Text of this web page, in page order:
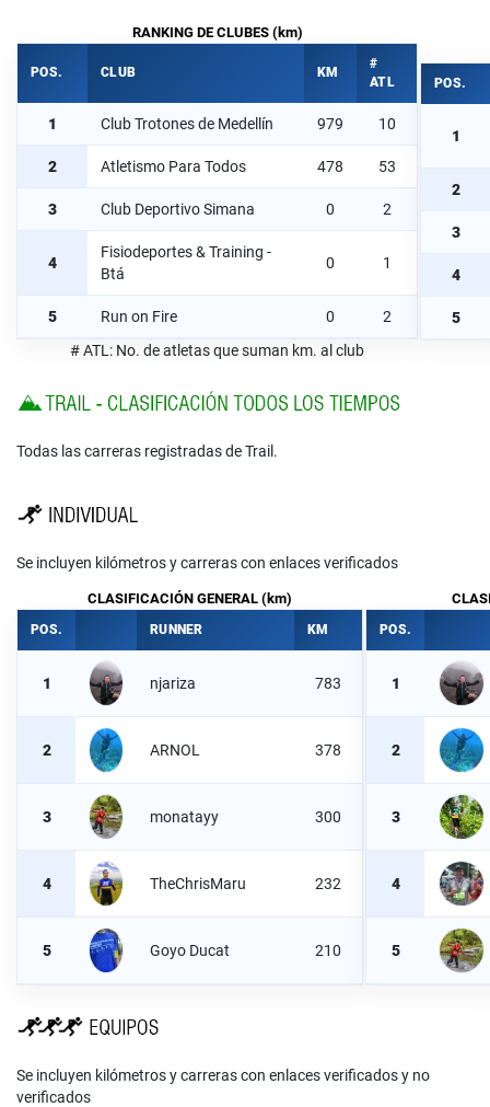
RANKING DE CLUBES (km)
POS. CLUB KM
#
ATL
1 Club Trotones de Medellín 979 10
2 Atletismo Para Todos 478 53
3 Club Deportivo Simana 0 2
4
Fisiodeportes & Training -
Btá
0 1
5 Run on Fire 0
2
# ATL: No. de atletas que suman km. al club
POS.
1
2
3
4
5
Todas las carreras registradas de Trail.
Se incluyen kilómetros y carreras con enlaces verificados
CLASIFICACIÓN GENERAL (km)
POS. RUNNER KM
1 njariza 783
2 ARNOL 378
3 monatayy 300
4 TheChrisMaru 232
5 Goyo Ducat 210
POS.
1
2
3
4
5
Se incluyen kilómetros y carreras con enlaces verificados y no
verificados